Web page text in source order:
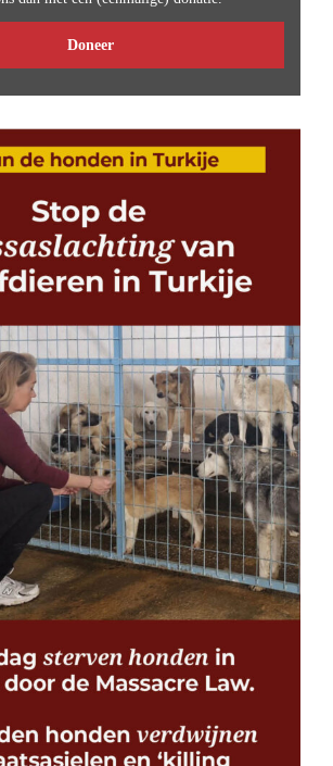
Doneer